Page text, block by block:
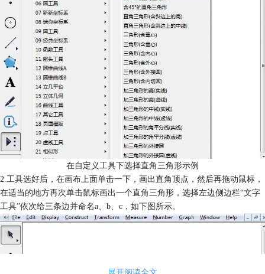
在自定义工具下选择直角三角形示例
2.工具选好后，在画布上面单击一下，画出直角顶点，然后再拖动鼠标，
在适当的地方再次单击鼠标画出一个直角三角形，选择左边侧边栏“文字
工具”依次给三条边并命名a、b、c，如下图所示。